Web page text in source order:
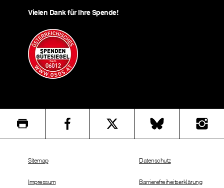
Vielen Dank für Ihre Spende!
Sitemap
Impressum
Datenschutz
Barrierefreiheitserklärung